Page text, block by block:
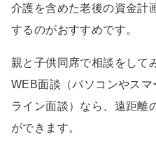
介護を含めた老後の資金計
するのがおすすめです。
親と子供同席で相談をして
WEB面談（パソコンやス
ライン面談）なら、遠距離
ができます。